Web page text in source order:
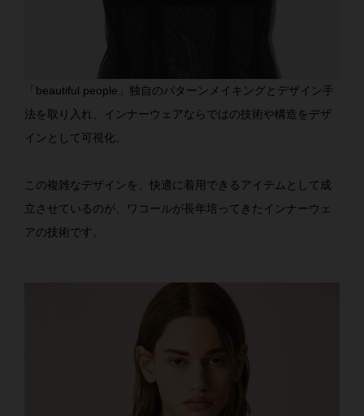
「beautiful people」独自のパターンメイキングとデザイン手
法を取り入れ、インナーウェアならではの技術や構造をデザ
インとして可視化。
この複雑なデザインを、快適に着用できるアイテムとして成
立させているのが、ワコールが長年培ってきたインナーウェ
アの技術です。